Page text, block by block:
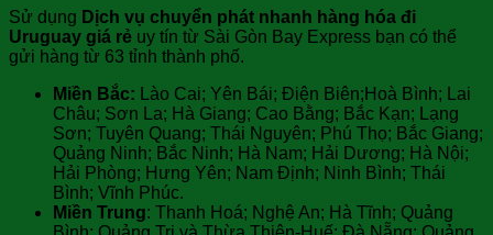
Sử dụng Dịch vụ chuyển phát nhanh hàng hóa đi
Uruguay giá rẻ uy tín từ Sài Gòn Bay Express bạn có thể
gửi hàng từ 63 tỉnh thành phố.
Miền Bắc: Lào Cai; Yên Bái; Điện Biên;Hoà Bình; Lai
Châu; Sơn La; Hà Giang; Cao Bằng; Bắc Kạn; Lạng
Sơn; Tuyên Quang; Thái Nguyên; Phú Thọ; Bắc Giang;
Quảng Ninh; Bắc Ninh; Hà Nam; Hải Dương; Hà Nội;
Hải Phòng; Hưng Yên; Nam Định; Ninh Bình; Thái
Bình; Vĩnh Phúc.
Miền Trung: Thanh Hoá; Nghệ An; Hà Tĩnh; Quảng